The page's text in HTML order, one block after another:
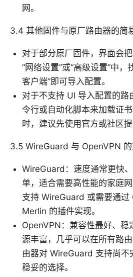
网。
3.4 其他固件与原厂路由器的简
对于部分原厂固件，界面会
“网络设置”或“高级设置”中
客户端”即可导入配置。
对于不支持 UI 导入配置的路
令行或自动化脚本来加载证
时，建议先使用官方或社区提
3.5 WireGuard 与 OpenVPN
WireGuard：速度通常更快
单，适合需要高性能的家庭
支持 WireGuard 或需要通
Merlin 的插件实现。
OpenVPN：兼容性最好、稳
源丰富，几乎可以在所有路
由器对 WireGuard 支持尚不
稳妥的选择。